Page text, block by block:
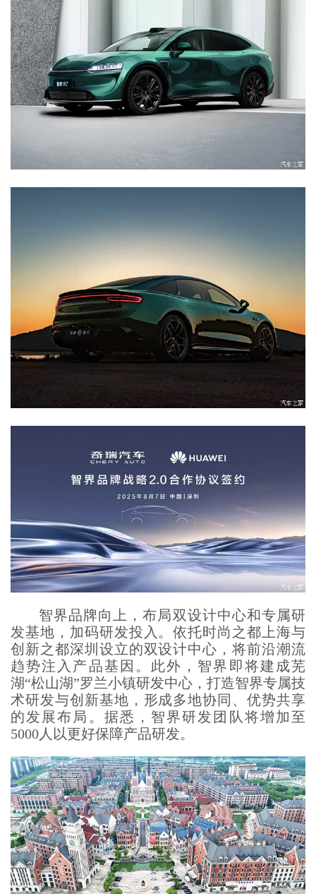
智界品牌向上，布局双设计中心和专属研
发基地，加码研发投入。依托时尚之都上海与
创新之都深圳设立的双设计中心，将前沿潮流
趋势注入产品基因。此外，智界即将建成芜
湖“松山湖”罗兰小镇研发中心，打造智界专属技
术研发与创新基地，形成多地协同、优势共享
的发展布局。据悉，智界研发团队将增加至
5000人以更好保障产品研发。